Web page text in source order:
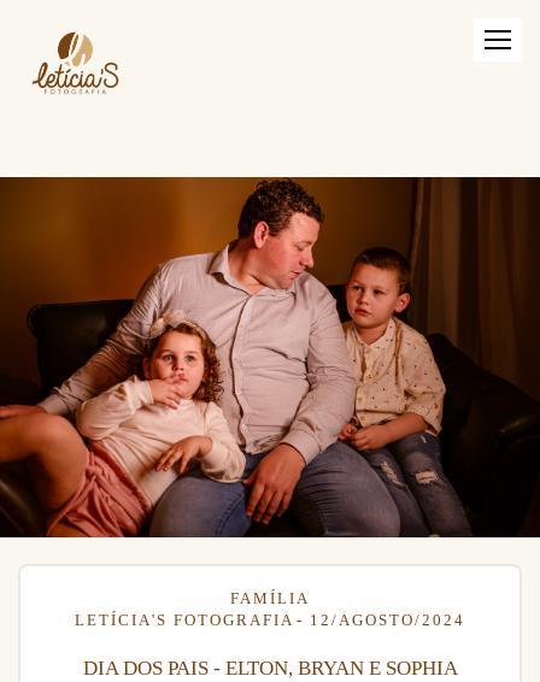
FAMÍLIA
LETÍCIA'S FOTOGRAFIA
12/AGOSTO/2024
DIA DOS PAIS - ELTON, BRYAN E SOPHIA